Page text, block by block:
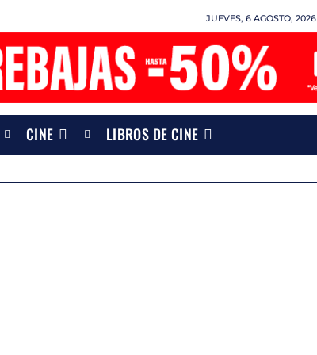
JUEVES, 6 AGOSTO, 2026
CINE LIBROS DE CINE